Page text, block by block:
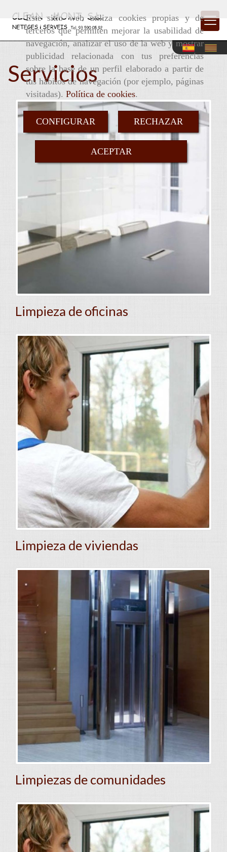
Este sitio web utiliza cookies propias y de
terceros que permiten mejorar la usabilidad de
navegación, analizar el uso de la web y mostrar
publicidad relacionada con tus preferencias
sobre la base de un perfil elaborado a partir de
tus hábitos de navegación (por ejemplo, páginas
visitadas). Política de cookies.
CONFIGURAR RECHAZAR
ACEPTAR
Servicios
Limpieza de oficinas
Limpieza de viviendas
Limpiezas de comunidades